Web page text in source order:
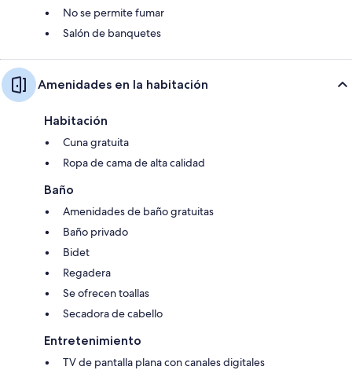
No se permite fumar
Salón de banquetes
Amenidades en la habitación
Habitación
Cuna gratuita
Ropa de cama de alta calidad
Baño
Amenidades de baño gratuitas
Baño privado
Bidet
Regadera
Se ofrecen toallas
Secadora de cabello
Entretenimiento
TV de pantalla plana con canales digitales